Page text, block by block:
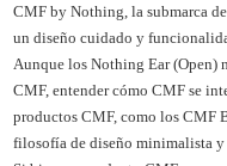
CMF by Nothing, la submarca
un diseño cuidado y
Aunque los Nothing Ear (Open)
CMF, entender cómo CMF se
productos CMF, como los CMF
filosofía de diseño minimalista